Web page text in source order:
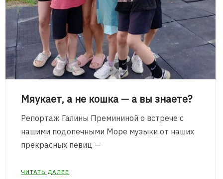
Мяукает, а не кошка — а вы знаете?
Репортаж Галины Премининой о встрече с
нашими подопечными Море музыки от наших
прекрасных певиц —
ЧИТАТЬ ДАЛЕЕ